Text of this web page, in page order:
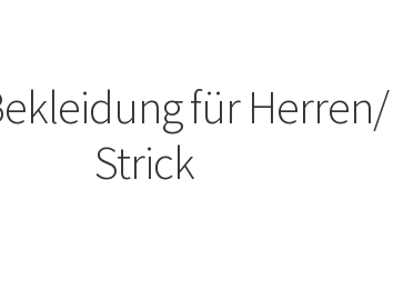
für Herren/
Strick